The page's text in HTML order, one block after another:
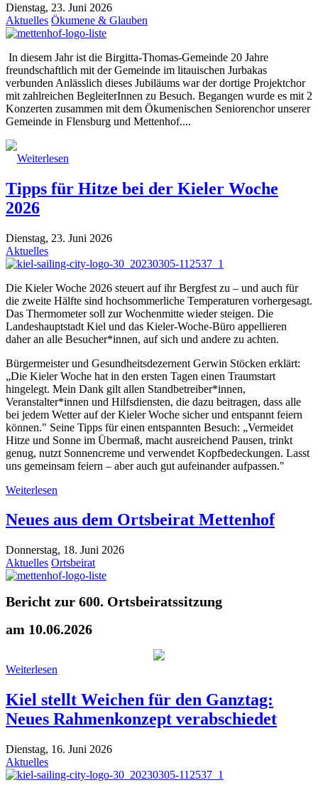
Dienstag, 23. Juni 2026
Aktuelles Ökumene & Glauben
In diesem Jahr ist die Birgitta-Thomas-Gemeinde 20 Jahre
freundschaftlich mit der Gemeinde im litauischen Jurbakas
verbunden Anlässlich dieses Jubiläums war der dortige Projektchor
mit zahlreichen BegleiterInnen zu Besuch. Begangen wurde es mit 2
Konzerten zusammen mit dem Ökumenischen Seniorenchor unserer
Gemeinde in Flensburg und Mettenhof....
Weiterlesen
Tipps für Hitze bei der Kieler Woche
2026
Dienstag, 23. Juni 2026
Aktuelles
Die Kieler Woche 2026 steuert auf ihr Bergfest zu – und auch für
die zweite Hälfte sind hochsommerliche Temperaturen vorhergesagt.
Das Thermometer soll zur Wochenmitte wieder steigen. Die
Landeshauptstadt Kiel und das Kieler-Woche-Büro appellieren
daher an alle Besucher*innen, auf sich und andere zu achten.
Bürgermeister und Gesundheitsdezernent Gerwin Stöcken erklärt:
„Die Kieler Woche hat in den ersten Tagen einen Traumstart
hingelegt. Mein Dank gilt allen Standbetreiber*innen,
Veranstalter*innen und Hilfsdiensten, die dazu beitragen, dass alle
bei jedem Wetter auf der Kieler Woche sicher und entspannt feiern
können." Seine Tipps für einen entspannten Besuch: „Vermeidet
Hitze und Sonne im Übermaß, macht ausreichend Pausen, trinkt
genug, nutzt Sonnencreme und verwendet Kopfbedeckungen. Lasst
uns gemeinsam feiern – aber auch gut aufeinander aufpassen."
Weiterlesen
Neues aus dem Ortsbeirat Mettenhof
Donnerstag, 18. Juni 2026
Aktuelles Ortsbeirat
Bericht zur 600. Ortsbeiratssitzung
am 10.06.2026
Weiterlesen
Kiel stellt Weichen für den Ganztag:
Neues Rahmenkonzept verabschiedet
Dienstag, 16. Juni 2026
Aktuelles